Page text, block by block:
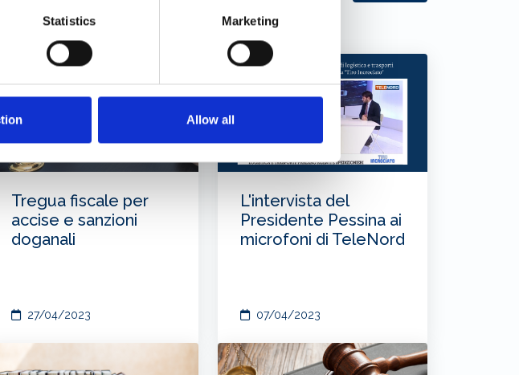
Statistics Marketing
Allow all
Tregua fiscale per
accise e sanzioni
doganali
27/04/2023
L'intervista del
Presidente Pessina ai
microfoni di TeleNord
07/04/2023